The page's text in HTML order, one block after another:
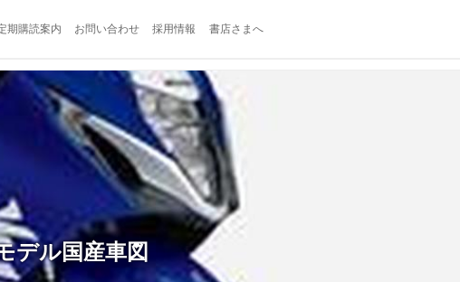
期購読案内 お問い合わせ 採用情報 書店さまへ
デル国産車図